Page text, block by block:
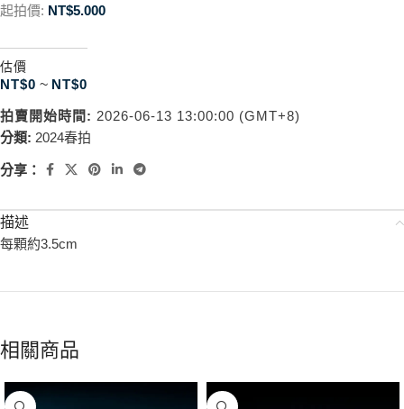
起拍價: NT$5.000
估價
NT$0 ~ NT$0
拍賣開始時間: 2026-06-13 13:00:00 (GMT+8)
分類: 2024春拍
分享：
描述
每顆約3.5cm
相關商品